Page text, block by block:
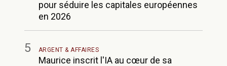
pour séduire les capitales européennes
en 2026
5 ARGENT & AFFAIRES
Maurice inscrit l'IA au cœur de sa